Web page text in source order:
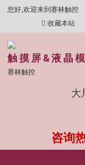
您好,欢迎来到赛林触控
收藏本站
触摸屏&液晶
赛林触控
大
咨询